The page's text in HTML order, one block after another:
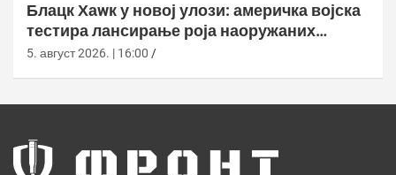
Блацк Хаwк у новој улози: америчка војска
тестира лансирање роја наоружаних
дронова
5. август 2026. | 16:00